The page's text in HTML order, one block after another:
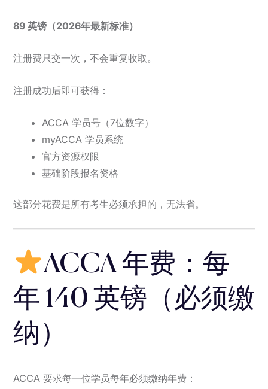
89 英镑（2026年最新标准）
注册费只交一次，不会重复收取。
注册成功后即可获得：
ACCA 学员号（7位数字）
myACCA 学员系统
官方资源权限
基础阶段报名资格
这部分花费是所有考生必须承担的，无法省。
ACCA 年费：每
年 140 英镑（必须缴
纳）
ACCA 要求每一位学员每年必须缴纳年费：